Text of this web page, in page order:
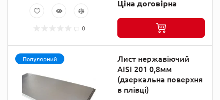
0
Ціна договірна
Популярний
Лист нержавіючий
AISI 201 0,8мм
(дзеркальна поверхня
в плівці)